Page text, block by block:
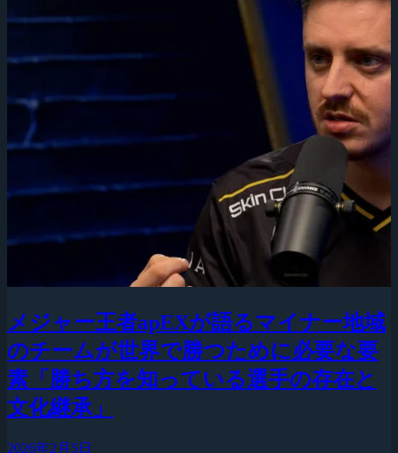
メジャー王者apEXが語るマイナー地域
のチームが世界で勝つために必要な要
素「勝ち方を知っている選手の存在と
文化継承」
2026年2月5日